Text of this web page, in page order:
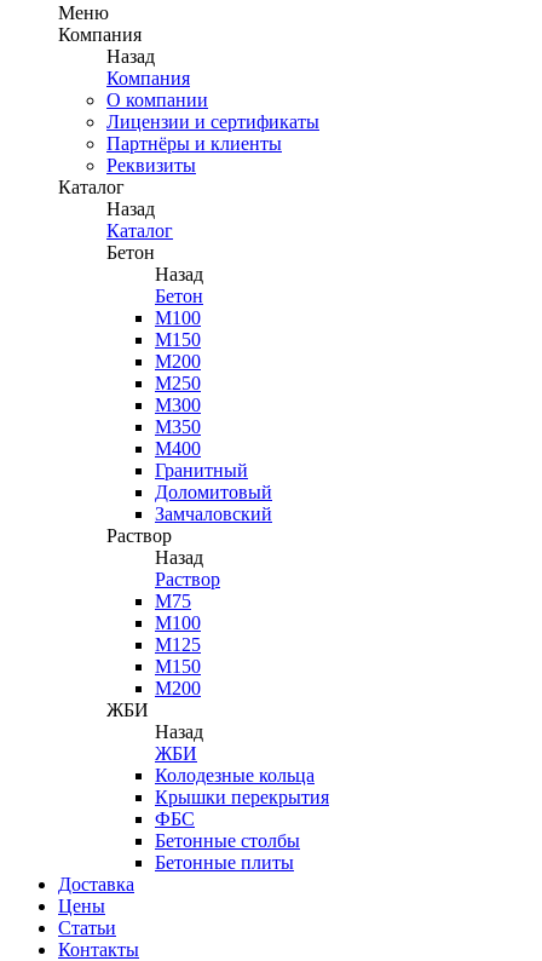
Меню
Компания
Назад
Компания
О компании
Лицензии и сертификаты
Партнёры и клиенты
Реквизиты
Каталог
Назад
Каталог
Бетон
Назад
Бетон
М100
М150
М200
М250
М300
М350
М400
Гранитный
Доломитовый
Замчаловский
Раствор
Назад
Раствор
М75
М100
М125
М150
М200
ЖБИ
Назад
ЖБИ
Колодезные кольца
Крышки перекрытия
ФБС
Бетонные столбы
Бетонные плиты
Доставка
Цены
Статьи
Контакты